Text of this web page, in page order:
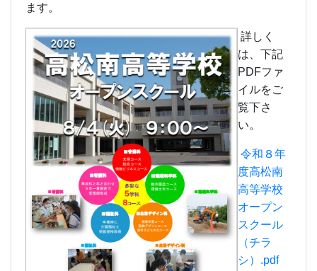
ます。
詳しく
は、下記
PDFファ
イルをご
覧下さ
い。
令和８年
度高松南
高等学校
オープン
スクール
（チラ
シ）.pdf